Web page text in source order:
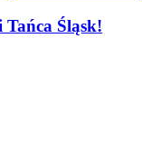
Tańca Śląsk!